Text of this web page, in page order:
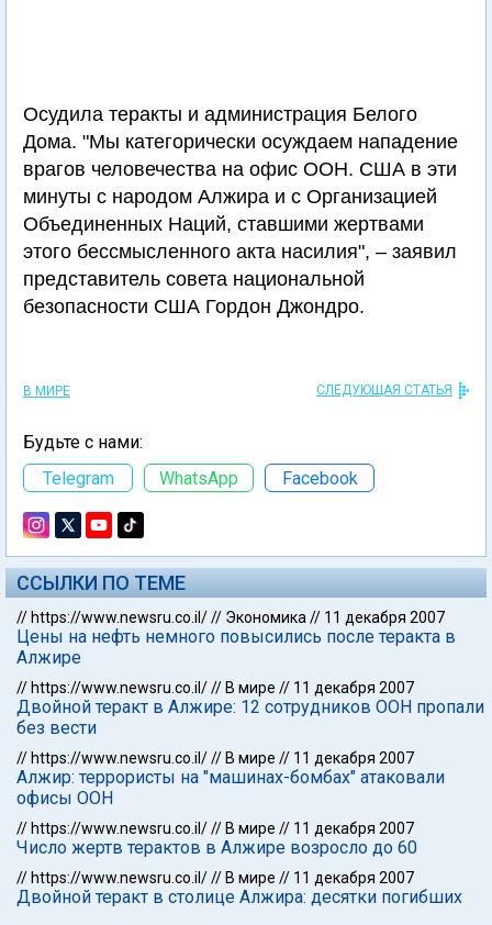
Осудила теракты и администрация Белого
Дома. "Мы категорически осуждаем нападение
врагов человечества на офис ООН. США в эти
минуты с народом Алжира и с Организацией
Объединенных Наций, ставшими жертвами
этого бессмысленного акта насилия", – заявил
представитель совета национальной
безопасности США Гордон Джондро.
В МИРЕ СЛЕДУЮЩАЯ СТАТЬЯ
Будьте с нами:
Telegram
WhatsApp Facebook
ССЫЛКИ ПО ТЕМЕ
// https://www.newsru.co.il/// Экономика // 11 декабря 2007
Цены на нефть немного повысились после теракта в
Алжире
// https://www.newsru.co.il/// В мире // 11 декабря 2007
Двойной теракт в Алжире: 12 сотрудников ООН пропали
без вести
// https://www.newsru.co.il/// В мире // 11 декабря 2007
Алжир: террористы на "машинах-бомбах" атаковали
офисы ООН
// https://www.newsru.co.il/// В мире // 11 декабря 2007
Число жертв терактов в Алжире возросло до 60
// https://www.newsru.co.il/// В мире // 11 декабря 2007
Двойной теракт в столице Алжира: десятки погибших